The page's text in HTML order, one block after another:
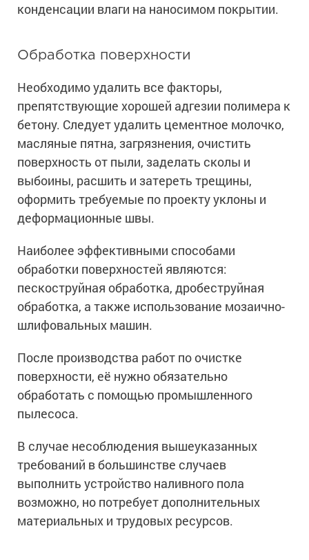
конденсации влаги на наносимом покрытии.
Обработка поверхности
Необходимо удалить все факторы,
препятствующие хорошей адгезии полимера к
бетону. Следует удалить цементное молочко,
масляные пятна, загрязнения, очистить
поверхность от пыли, заделать сколы и
выбоины, расшить и затереть трещины,
оформить требуемые по проекту уклоны и
деформационные швы.
Наиболее эффективными способами
обработки поверхностей являются:
пескоструйная обработка, дробеструйная
обработка, а также использование мозаично-
шлифовальных машин.
После производства работ по очистке
поверхности, её нужно обязательно
обработать с помощью промышленного
пылесоса.
В случае несоблюдения вышеуказанных
требований в большинстве случаев
выполнить устройство наливного пола
возможно, но потребует дополнительных
материальных и трудовых ресурсов.